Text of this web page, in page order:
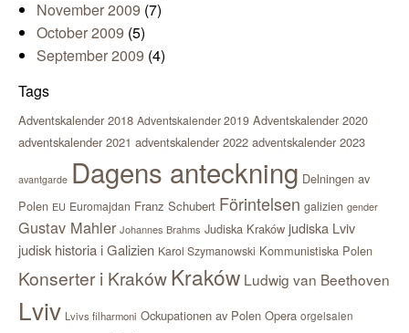
November 2009 (7)
October 2009 (5)
September 2009 (4)
Tags
Adventskalender 2018 Adventskalender 2019 Adventskalender 2020
adventskalender 2021 adventskalender 2022 adventskalender 2023
avantgarde Dagens anteckning Delningen av
Polen EU Euromajdan Franz Schubert Förintelsen galizien gender
Gustav Mahler Johannes Brahms Judiska Kraków judiska Lviv
judisk historia i Galizien Karol Szymanowski Kommunistiska Polen
Konserter i KrakówKraków Ludwig van Beethoven
Lviv Lvivs filharmoni Ockupationen av Polen Opera orgelsalen